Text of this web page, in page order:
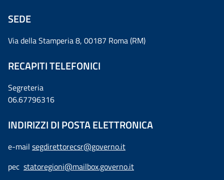
SEDE
Via della Stamperia 8, 00187 Roma (RM)
RECAPITI TELEFONICI
Segreteria
06.67796316
INDIRIZZI DI POSTA ELETTRONICA
e-mail segdirettorecsr@governo.it
pec statoregioni@mailbox.governo.it